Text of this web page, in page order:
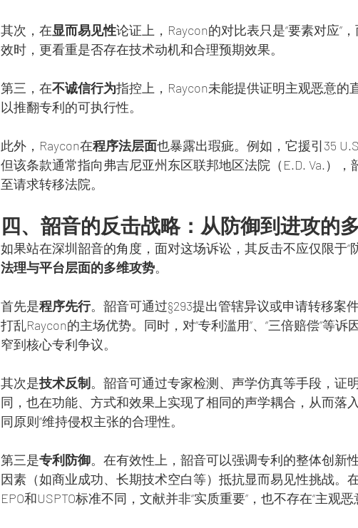
其次，在显而易见性论证上，Raycon的对比表只是“要素对应”
效时，更看重是否存在技术动机和合理预期效果。
第三，在不诚信行为指控上，Raycon未能提供证明主观恶意的
以推翻专利的可执行性。
此外，Raycon在程序法层面也暴露出瑕疵。例如，它援引35
但该条款通常指向弗吉尼亚州东区联邦地区法院（E.D. Va.）
至请求转移法院。
四、韶音的反击战略：从防御到进攻的
如果站在深圳韶音的角度，面对这场诉讼，其反击不应仅限于“
法理与平台层面的多维攻势。
首先是程序先行。韶音可通过§293提出管辖异议或申请转移案
打乱Raycon的主场优势。同时，对“专利滥用”、“三倍赔偿”等
窄到核心专利争议。
其次是技术反制 。韶音可通过专家检测、声学仿真等手段，证
同，也在功能、方式和效果上实现了相同的声学耦合，从而落
同原则”维持侵权主张的合理性。
第三是专利防御。在有效性上，韶音可以强调专利的整体创新
因素（如商业成功、长期技术空白等）抵抗显而易见性挑战。
EPO和USPTO标准不同，文献并非“实质重要”，也不存在“主观恶